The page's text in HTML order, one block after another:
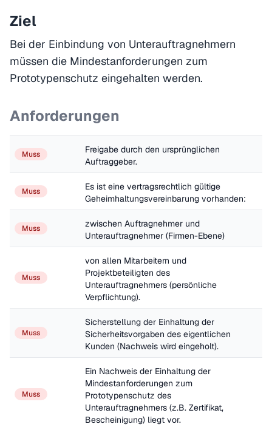
Ziel
Bei der Einbindung von Unterauftragnehmern
müssen die Mindestanforderungen zum
Prototypenschutz eingehalten werden.
Anforderungen
Muss
Freigabe durch den ursprünglichen
Auftraggeber.
Muss
Es ist eine vertragsrechtlich gültige
Geheimhaltungsvereinbarung vorhanden:
Muss
zwischen Auftragnehmer und
Unterauftragnehmer (Firmen-Ebene)
Muss
von allen Mitarbeitern und
Projektbeteiligten des
Unterauftragnehmers (persönliche
Verpflichtung).
Muss
Sicherstellung der Einhaltung der
Sicherheitsvorgaben des eigentlichen
Kunden (Nachweis wird eingeholt).
Muss
Ein Nachweis der Einhaltung der
Mindestanforderungen zum
Prototypenschutz des
Unterauftragnehmers (z.B. Zertifikat,
Bescheinigung) liegt vor.